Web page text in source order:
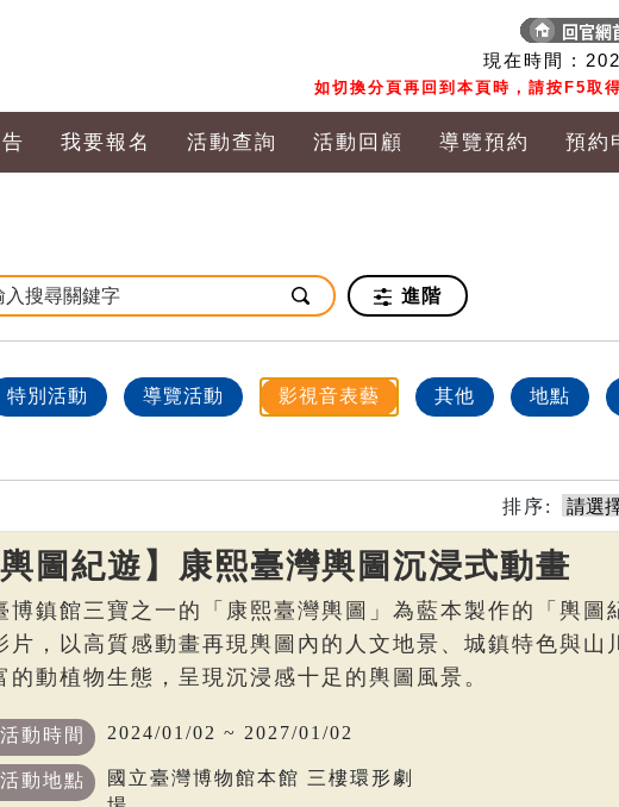
現在時間 :
如切換分頁再回到本頁時，請按F5取
我要報名 活動查詢 活動回顧 導覽預約 預約
進階
特別活動 導覽活動 影視音表藝 其他 地點
排序:
輿圖紀遊】康熙臺灣輿圖沉浸式動畫
博鎮館三寶之一的「康熙臺灣輿圖」為藍本製作的「輿圖
片，以高質感動畫再現輿圖內的人文地景、城鎮特色與山
的動植物生態，呈現沉浸感十足的輿圖風景。
活動時間 2024/01/02 ~ 2027/01/02
活動地點
國立臺灣博物館本館 三樓環形劇